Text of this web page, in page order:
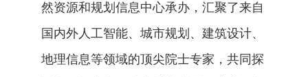
然资源和规划信息中心承办，汇聚了来自
国内外人工智能、城市规划、建筑设计、
地理信息等领域的顶尖院士专家，共同探